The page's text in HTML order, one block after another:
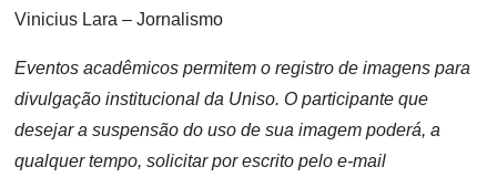
Vinicius Lara – Jornalismo
Eventos acadêmicos permitem o registro de imagens para
divulgação institucional da Uniso. O participante que
desejar a suspensão do uso de sua imagem poderá, a
qualquer tempo, solicitar por escrito pelo e-mail